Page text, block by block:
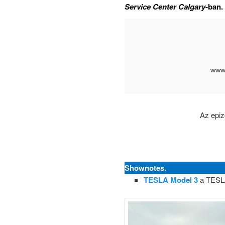
Service Center Calgary-ban.
Az
Shownotes.
TESLA Model 3a